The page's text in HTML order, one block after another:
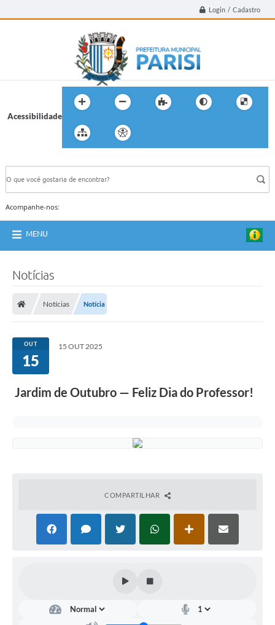
Login / Cadastro
Acessibilidade
Acompanhe-nos:
MENU
Notícias
Notícias Notícia
OUT
15
15 OUT 2025
Jardim de Outubro — Feliz Dia do Professor!
COMPARTILHAR